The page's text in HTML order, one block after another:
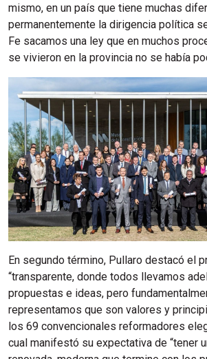
mismo, en un país que tiene muchas
permanentemente la dirigencia política
Fe sacamos una ley que en muchos
se vivieron en la provincia no se había
En segundo término, Pullaro destacó el
“transparente, donde todos llevamos
propuestas e ideas, pero
representamos que son valores y
los 69 convencionales reformadores
cual manifestó su expectativa de “tener